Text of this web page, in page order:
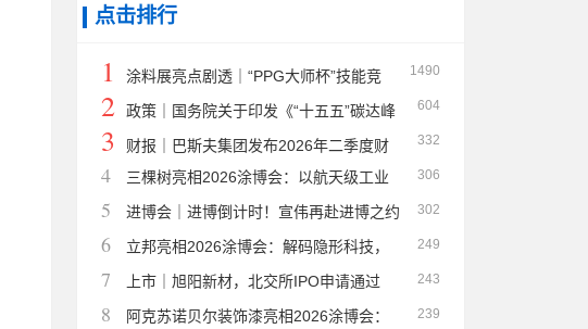
点击排行
1490
1
涂料展亮点剧透｜“PPG大师杯”技能竞
赛落地！沉浸式艺术涂鸦体验区同步开放
604
2
政策｜国务院关于印发《“十五五”碳达峰
行动方案》的通知
332
3
财报｜巴斯夫集团发布2026年二季度财
务数据
306
4
三棵树亮相2026涂博会：以航天级工业
涂料与汽车新材料，绘就“智造强国”新底色
302
5 进博会｜进博倒计时！宣伟再赴进博之约
249
6
立邦亮相2026涂博会：解码隐形科技，
质创美好未来
243
7 上市｜旭阳新材，北交所IPO申请通过
239
8
阿克苏诺贝尔装饰漆亮相2026涂博会：